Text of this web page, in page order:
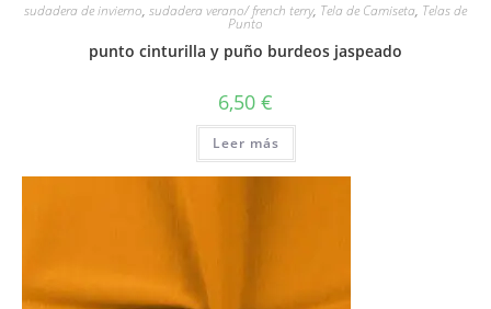
sudadera de invierno, sudadera verano/ french terry, Tela de Camiseta, Telas de
Punto
punto cinturilla y puño burdeos jaspeado
6,50 €
Leer más